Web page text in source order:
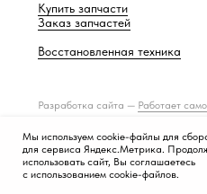
Разработка сайта — Работает само
Купить запчасти
Заказ запчастей
Восстановленная техника
Мы используем cookie-файлы для
для сервиса Яндекс.Метрика.
использовать сайт, Вы соглашаетесь
с использованием cookie-файлов.